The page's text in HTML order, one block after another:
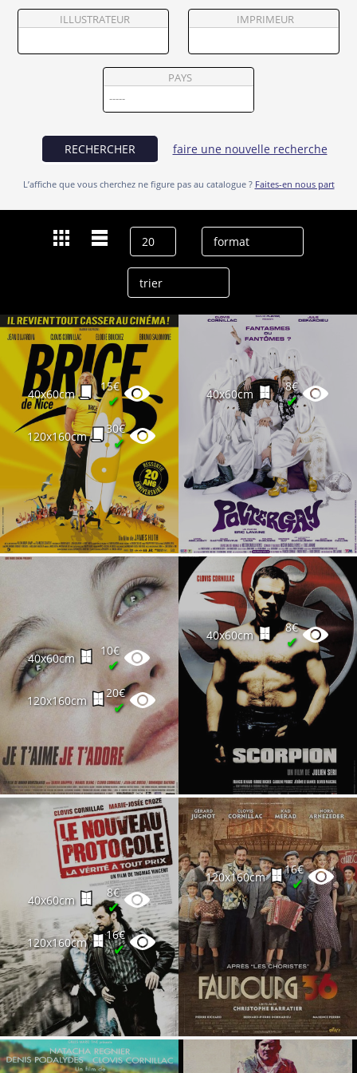
Vendre
ILLUSTRATEUR IMPRIMEUR
PAYS
RECHERCHER faire une nouvelle recherche
L’affiche que vous cherchez ne figure pas au catalogue ? Faites-en nous part
40x60cm
15€
✔
120x160cm
30€
✔
40x60cm
8€
✔
40x60cm
10€
✔
120x160cm
20€
✔
40x60cm
8€
✔
40x60cm
8€
✔
120x160cm
16€
✔
120x160cm
16€
✔